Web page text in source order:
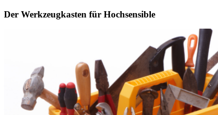
Der Werkzeugkasten für Hochsensible